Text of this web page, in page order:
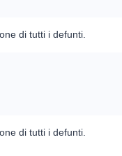
di tutti i defunti.
di tutti i defunti.